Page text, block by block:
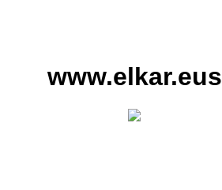
www.elkar.eus